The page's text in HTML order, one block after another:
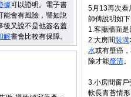
據可以證明。電子書
能會有風險，譬如說
後又說不是他簽名蓋
解書會比較有保障。
5月 13再次看
師傅說明如下
1.客廳牆面是
2.大房間裝潢
水或有壁癌，
除才能釐清。
3.小房間窗
軟長青苔情